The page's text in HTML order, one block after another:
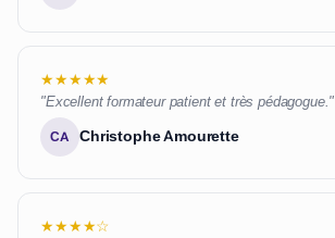
★★★★★
"Excellent formateur patient et très pédagogue."
CA Christophe Amourette
★★★★☆